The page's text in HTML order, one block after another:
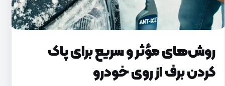
روش‌های مؤثر و سریع برای پاک
کردن برف از روی خودرو